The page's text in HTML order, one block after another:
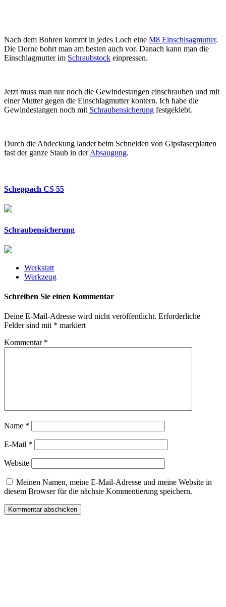
Nach dem Bohren kommt in jedes Loch eine M8 Einschlsagmutter.
Die Dorne bohrt man am besten auch vor. Danach kann man die
Einschlagmutter im Schraubstock einpressen.
Jetzt muss man nur noch die Gewindestangen einschrauben und mit
einer Mutter gegen die Einschlagmutter kontern. Ich habe die
Gewindestangen noch mit Schraubensicherung festgeklebt.
Durch die Abdeckung landet beim Schneiden von Gipsfaserplatten
fast der ganze Staub in derAbsaugung.
Scheppach CS 55
Schraubensicherung
Werkstatt
Werkzeug
Schreiben Sie einen Kommentar
Deine E-Mail-Adresse wird nicht veröffentlicht. Erforderliche
Felder sind mit * markiert
Kommentar *
Name *
E-Mail *
Website
Meinen Namen, meine E-Mail-Adresse und meine Website in
diesem Browser für die nächste Kommentierung speichern.